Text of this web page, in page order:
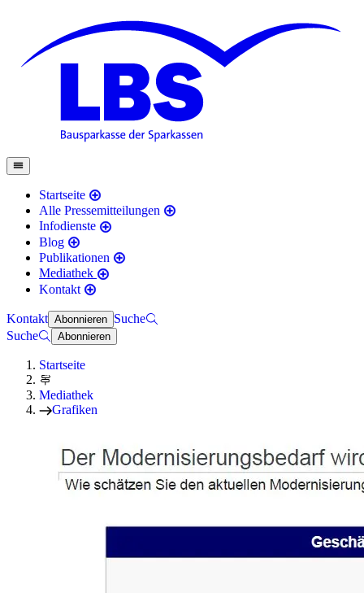
Startseite
Alle Pressemitteilungen
Infodienste
Blog
Publikationen
Mediathek
Kontakt
Kontakt Abonnieren Suche
Suche
Abonnieren
Startseite
Mediathek
Grafiken